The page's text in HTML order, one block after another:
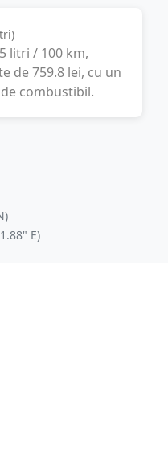
)
litri / 100 km,
de759.8 lei, cu un
de combustibil.
E)